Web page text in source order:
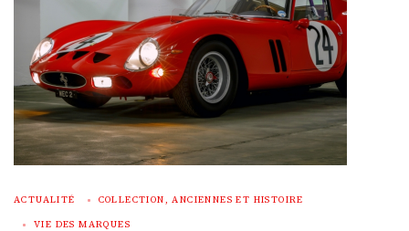
ACTUALITÉ COLLECTION, ANCIENNES ET HISTOIRE
VIE DES MARQUES